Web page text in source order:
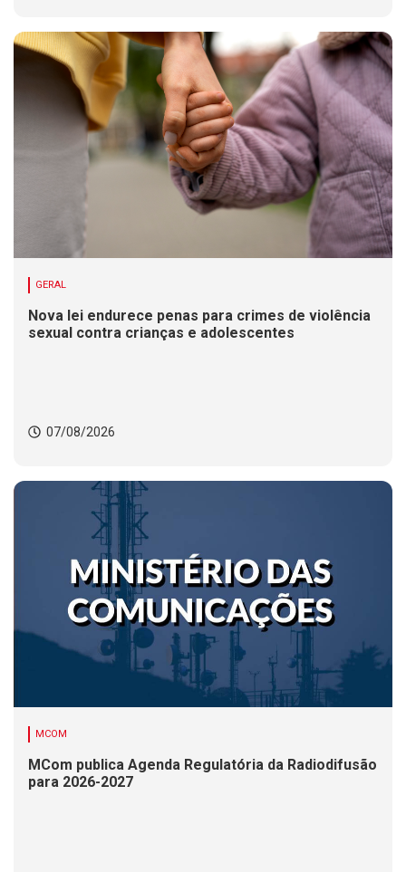
GERAL
Nova lei endurece penas para crimes de violência
sexual contra crianças e adolescentes
07/08/2026
MCOM
MCom publica Agenda Regulatória da Radiodifusão
para 2026-2027